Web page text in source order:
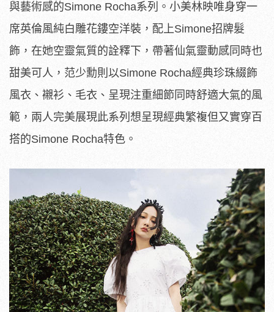
與藝術感的Simone Rocha系列。小美林映唯身穿一
席英倫風純白雕花鏤空洋裝，配上Simone招牌髮
飾，在她空靈氣質的詮釋下，帶著仙氣靈動感同時也
甜美可人，范少勳則以Simone Rocha經典珍珠綴飾
風衣、襯衫、毛衣、呈現注重細節同時舒適大氣的風
範，兩人完美展現此系列想呈現經典繁複但又實穿百
搭的Simone Rocha特色。